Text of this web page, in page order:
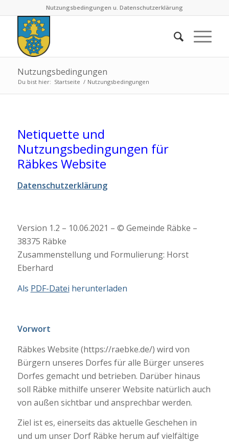
Nutzungsbedingungen u. Datenschutzerklärung
Nutzungsbedingungen
Du bist hier: Startseite / Nutzungsbedingungen
Netiquette und
Nutzungsbedingungen für
Räbkes Website
Datenschutzerklärung
Version 1.2 – 10.06.2021 – © Gemeinde Räbke –
38375 Räbke
Zusammenstellung und Formulierung: Horst
Eberhard
Als PDF-Datei herunterladen
Vorwort
Räbkes Website (https://raebke.de/) wird von
Bürgern unseres Dorfes für alle Bürger unseres
Dorfes gemacht und betrieben. Darüber hinaus
soll Räbke mithilfe unserer Website natürlich auch
von außen sichtbar und ansprechbar werden.
Ziel ist es, einerseits das aktuelle Geschehen in
und um unser Dorf Räbke herum auf vielfältige